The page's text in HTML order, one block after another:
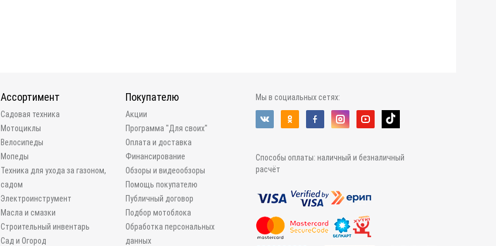
Ассортимент
Садовая техника
Мотоциклы
Велосипеды
Мопеды
Техника для ухода за газоном,
садом
Электроинструмент
Масла и смазки
Строительный инвентарь
Сад и Огород
Покупателю
Акции
Программа "Для своих"
Оплата и доставка
Финансирование
Обзоры и видеообзоры
Помощь покупателю
Публичный договор
Подбор мотоблока
Обработка персональных
данных
Мы в социальных сетях:
Способы оплаты: наличный и безналичный
расчёт